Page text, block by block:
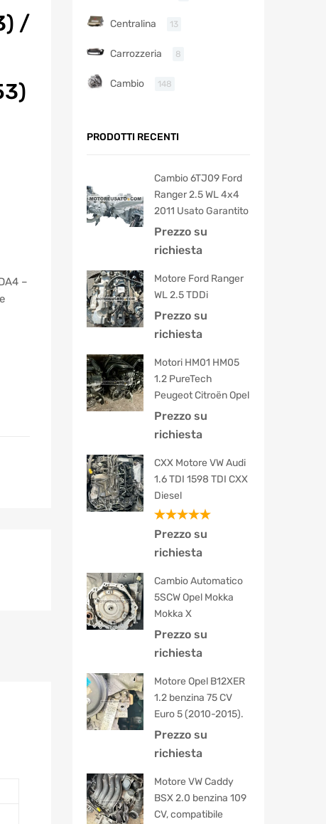
/
–
Centralina 13
Carrozzeria 8
Cambio 148
PRODOTTI RECENTI
Cambio 6TJ09 Ford
Ranger 2.5 WL 4x4
2011 Usato Garantito
Prezzo su
richiesta
Motore Ford Ranger
WL 2.5 TDDi
Prezzo su
richiesta
Motori HM01 HM05
1.2 PureTech
Peugeot Citroën Opel
Prezzo su
richiesta
CXX Motore VW Audi
1.6 TDI 1598 TDI CXX
Diesel
Valutato
Prezzo su
richiesta
Cambio Automatico
5SCW Opel Mokka
Mokka X
Prezzo su
richiesta
Motore Opel B12XER
1.2 benzina 75 CV
Euro 5 (2010-2015).
Prezzo su
richiesta
Motore VW Caddy
BSX 2.0 benzina 109
CV, compatibile